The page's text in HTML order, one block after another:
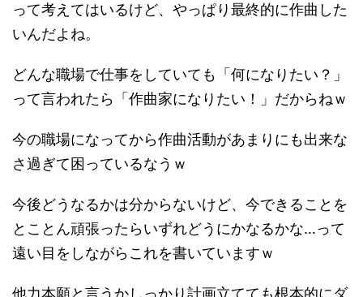
って考えてはいるけど、やっぱり最終的に作曲した
いんだよね。
どんな職場で仕事をしていても「何になりたい？」
って言われたら「作曲家になりたい！」だからねｗ
今の職場になってから作曲活動があまりにも出来な
さ過ぎて困っているなうｗ
今後どうなるかは分からないけど、今できることを
とことん頑張ったらいずれどうにかなるかな…って
遠い目をしながらこれを書いていますｗ
他力本願と言うかしっかり計画立てても根本的にダ